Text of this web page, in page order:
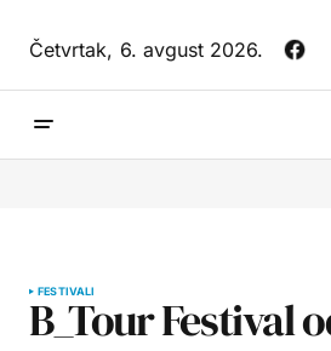
Četvrtak,6. avgust 2026.
FESTIVALI
B_Tour Festival